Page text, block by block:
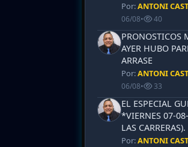
Por:ANTONI
06/08• 40
PRONOSTICOS
AYER HUBO
ARRASE
Por:ANTONI
06/08• 33
EL ESPECIAL
*VIERNES 07-
LAS
Por:ANTONI